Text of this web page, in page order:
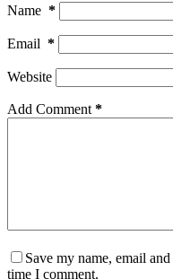
Name *
Email *
Website
Add Comment *
Save my name, email
time I comment.